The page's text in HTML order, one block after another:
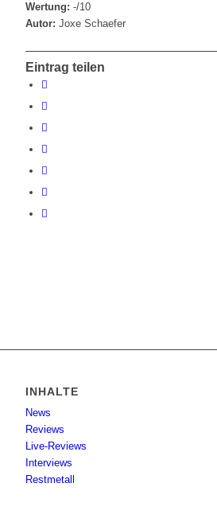
Wertung: -/10
Autor: Joxe Schaefer
Eintrag teilen
INHALTE
News
Reviews
Live-Reviews
Interviews
Restmetall